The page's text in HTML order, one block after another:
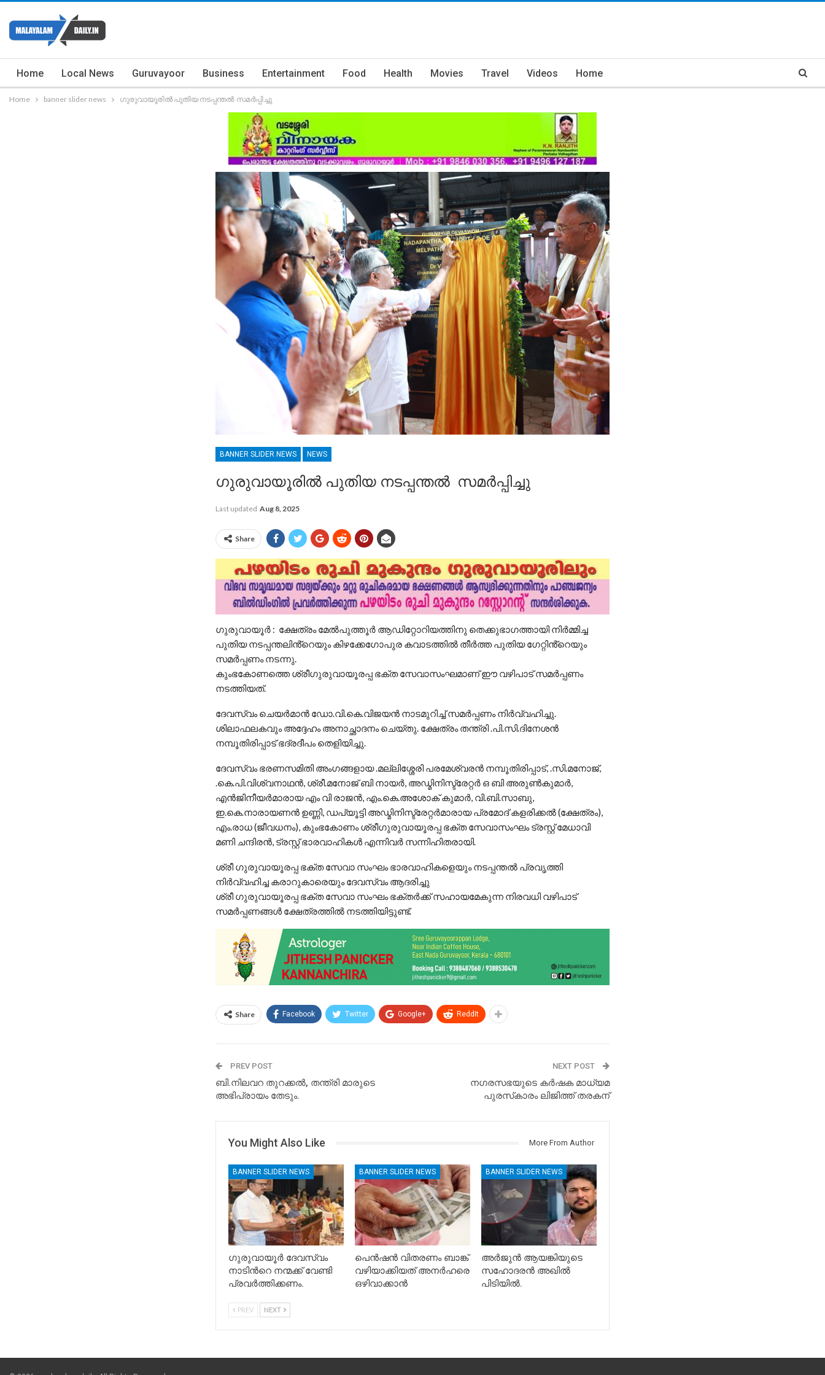
Home Local News Guruvayoor Business Entertainment Food Health Movies Travel Videos Home
Home banner slider news ഗുരുവായൂരിൽ പുതിയ നടപ്പന്തൽ സമർപ്പിച്ചു
BANNER SLIDER NEWS NEWS
ഗുരുവായൂരിൽ പുതിയ നടപ്പന്തൽ സമർപ്പിച്ചു
Last updated Aug 8, 2025
Share
ഗുരുവായൂർ : ക്ഷേത്രം മേൽപുത്തൂർ ആഡിറ്റോറിയത്തിനു തെക്കുഭാഗത്തായി നിർമ്മിച്ച
പുതിയ നടപ്പന്തലിൻ്റെയും കിഴക്കേഗോപുര കവാടത്തിൽ തീർത്ത പുതിയ ഗേറ്റിൻ്റെയും
സമർപ്പണം നടന്നു.
കുംഭകോണത്തെ ശ്രീഗുരുവായൂരപ്പ ഭക്ത സേവാസംഘമാണ് ഈ വഴിപാട് സമർപ്പണം
നടത്തിയത്.
ദേവസ്വം ചെയർമാൻ ഡോ.വി.കെ.വിജയൻ നാടമുറിച്ച് സമർപ്പണം നിർവ്വഹിച്ചു.
ശിലാഫലകവും അദ്ദേഹം അനാച്ഛാദനം ചെയ്തു. ക്ഷേത്രം തന്ത്രി .പി.സി.ദിനേശൻ
നമ്പൂതിരിപ്പാട് ഭദ്രദീപം തെളിയിച്ചു.
ദേവസ്വം ഭരണസമിതി അംഗങ്ങളായ .മല്ലിശ്ശേരി പരമേശ്വരൻ നമ്പൂതിരിപ്പാട്, .സി.മനോജ്,
.കെ.പി.വിശ്വനാഥൻ, ശ്രീ.മനോജ് ബി നായർ, അഡ്മിനിസ്ട്രേറ്റർ ഒ ബി അരുൺകുമാർ,
എൻജിനീയർമാരായ എം വി രാജൻ, എം.കെ.അശോക് കുമാർ, വി.ബി.സാബു,
ഇ.കെ.നാരായണൻ ഉണ്ണി, ഡപ്യൂട്ടി അഡ്മിനിസ്ട്രേറ്റർമാരായ പ്രമോദ് കളരിക്കൽ (ക്ഷേത്രം),
എം.രാധ (ജീവധനം), കുംഭകോണം ശ്രീഗുരുവായൂരപ്പ ഭക്ത സേവാസംഘം ട്രസ്റ്റ് മേധാവി
മണി ചന്ദിരൻ, ട്രസ്റ്റ് ഭാരവാഹികൾ എന്നിവർ സന്നിഹിതരായി.
ശ്രീ ഗുരുവായൂരപ്പ ഭക്ത സേവാ സംഘം ഭാരവാഹികളെയും നടപ്പന്തൽ പ്രവൃത്തി
നിർവ്വഹിച്ച കരാറുകാരെയും ദേവസ്വം ആദരിച്ചു
ശ്രീ ഗുരുവായൂരപ്പ ഭക്ത സേവാ സംഘം ഭക്തർക്ക് സഹായമേകുന്ന നിരവധി വഴിപാട്
സമർപ്പണങ്ങൾ ക്ഷേത്രത്തിൽ നടത്തിയിട്ടുണ്ട്.
Share Facebook Twitter Google+ ReddIt
PREV POST
ബി.നിലവറ തുറക്കൽ, തന്ത്രി മാരുടെ
അഭിപ്രായം തേടും.
NEXT POST
നഗരസഭയുടെ കര്‍ഷക മാധ്യമ
പുരസ്‌കാരം ലിജിത്ത് തരകന്
You Might Also Like More From Author
BANNER SLIDER NEWS
ഗുരുവായൂർ ദേവസ്വം
നാടിൻറെ നന്മക്ക് വേണ്ടി
പ്രവർത്തിക്കണം.
BANNER SLIDER NEWS
പെൻഷൻ വിതരണം ബാങ്ക്
വഴിയാക്കിയത് അനർഹരെ
ഒഴിവാക്കാൻ
BANNER SLIDER NEWS
അർജുൻ ആയങ്കിയുടെ
സഹോദരൻ അഖിൽ
പിടിയിൽ.
PREV NEXT